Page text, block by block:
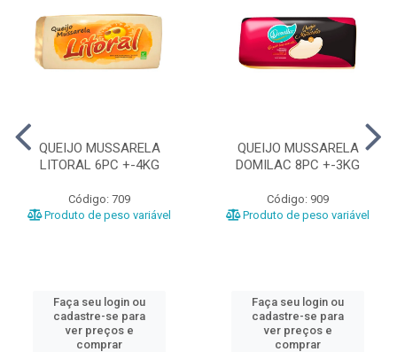
QUEIJO MUSSARELA
LITORAL 6PC +-4KG
Código: 709
Produto de peso variável
Faça seu login ou
cadastre-se para
ver preços e
comprar
QUEIJO MUSSARELA
DOMILAC 8PC +-3KG
Código: 909
Produto de peso variável
Faça seu login ou
cadastre-se para
ver preços e
comprar